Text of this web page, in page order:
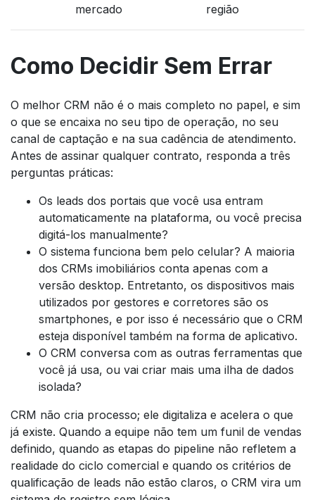
mercado
região
Como Decidir Sem Errar
O melhor CRM não é o mais completo no papel, e sim
o que se encaixa no seu tipo de operação, no seu
canal de captação e na sua cadência de atendimento.
Antes de assinar qualquer contrato, responda a três
perguntas práticas:
Os leads dos portais que você usa entram
automaticamente na plataforma, ou você precisa
digitá-los manualmente?
O sistema funciona bem pelo celular? A maioria
dos CRMs imobiliários conta apenas com a
versão desktop. Entretanto, os dispositivos mais
utilizados por gestores e corretores são os
smartphones, e por isso é necessário que o CRM
esteja disponível também na forma de aplicativo.
O CRM conversa com as outras ferramentas que
você já usa, ou vai criar mais uma ilha de dados
isolada?
CRM não cria processo; ele digitaliza e acelera o que
já existe. Quando a equipe não tem um funil de vendas
definido, quando as etapas do pipeline não refletem a
realidade do ciclo comercial e quando os critérios de
qualificação de leads não estão claros, o CRM vira um